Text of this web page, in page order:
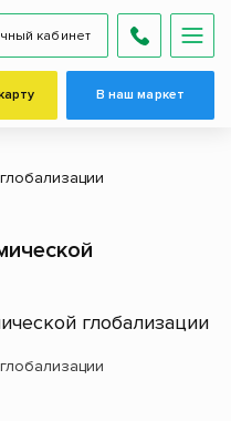
кабинет
В наш маркет